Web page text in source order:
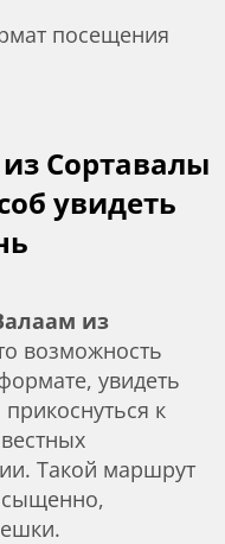
посещения
Сортавалы
увидеть
из
возможность
увидеть
к
Такой маршрут